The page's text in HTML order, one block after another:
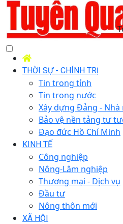
THỜI SỰ - CHÍNH TRỊ
Tin trong tỉnh
Tin trong nước
Xây dựng Đảng - Nhà
Bảo vệ nền tảng tư
Đạo đức Hồ Chí Minh
KINH TẾ
Công nghiệp
Nông-Lâm nghiệp
Thương mại - Dịch vụ
Đầu tư
Nông thôn mới
XÃ HỘI